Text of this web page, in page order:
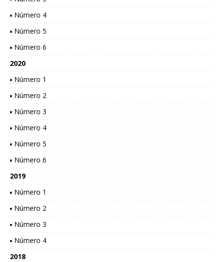
▪ Número 4
▪ Número 5
▪ Número 6
2020
▪ Número 1
▪ Número 2
▪ Número 3
▪ Número 4
▪ Número 5
▪ Número 6
2019
▪ Número 1
▪ Número 2
▪ Número 3
▪ Número 4
2018